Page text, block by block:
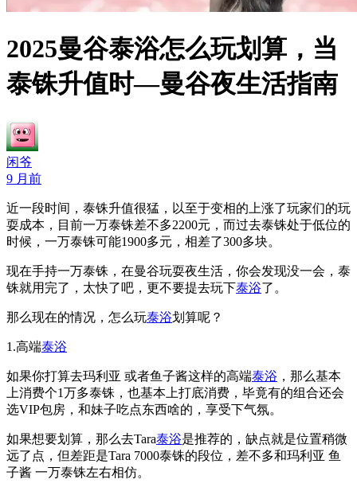
2025曼谷泰浴怎么玩划算，当
泰铢升值时—曼谷夜生活指南
闲爷
9 月前
近一段时间，泰铢升值很猛，以至于变相的上涨了玩家们的玩
耍成本，目前一万泰铢差不多2200元，而过去泰铢处于低位的
时候，一万泰铢可能1900多元，相差了300多块。
现在手持一万泰铢，在曼谷玩耍夜生活，你会发现没一会，泰
铢就用完了，太快了吧，更不要提去玩下泰浴了。
那么现在的情况，怎么玩泰浴划算呢？
1.高端泰浴
如果你打算去玛利亚 或者鱼子酱这样的高端泰浴 ，那么基本
上消费个1万多泰铢，也基本上打底消费，毕竟有的组合还会
选VIP包房，和妹子吃点东西啥的，享受下气氛。
如果想要划算，那么去Tara泰浴是推荐的，缺点就是位置稍微
远了点，但差距是Tara 7000泰铢的段位，差不多和玛利亚 鱼
子酱 一万泰铢左右相仿。